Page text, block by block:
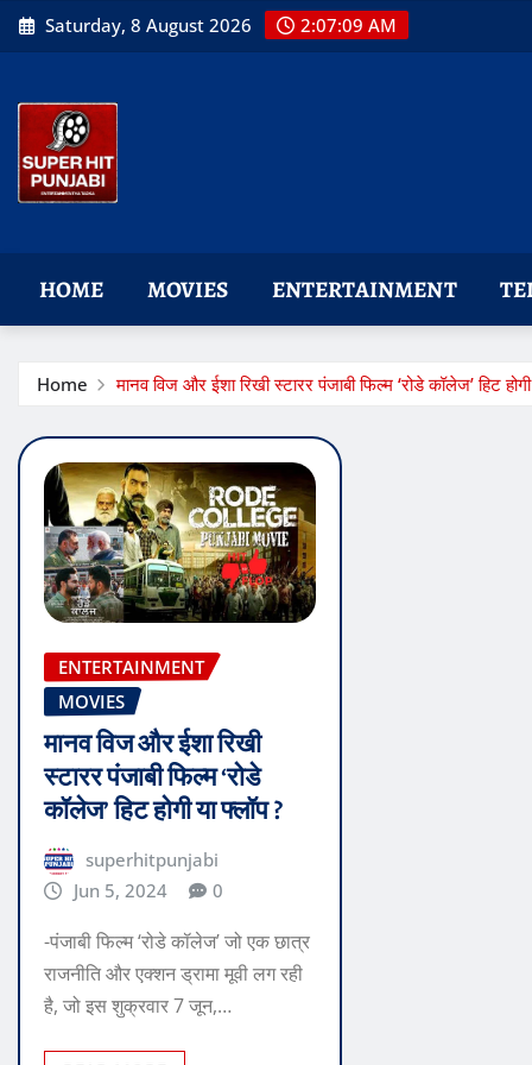
Skip
to
Saturday, 8 August 2026 2:07:10 AM
HOME MOVIES ENTERTAINMENT
Home मानव विज और ईशा रिखी स्टारर पंजाबी फिल्म ‘रोडे कॉलेज’ हिट
ENTERTAINMENT
MOVIES
मानव विज और ईशा रिखी
स्टारर पंजाबी फिल्म ‘रोडे
कॉलेज’ हिट होगी या फ्लॉप ?
superhitpunjabi
Jun 5, 2024
0
-पंजाबी फिल्म ‘रोडे कॉलेज’ जो एक छात्र
राजनीति और एक्शन ड्रामा मूवी लग रही
है, जो इस शुक्रवार 7 जून,…